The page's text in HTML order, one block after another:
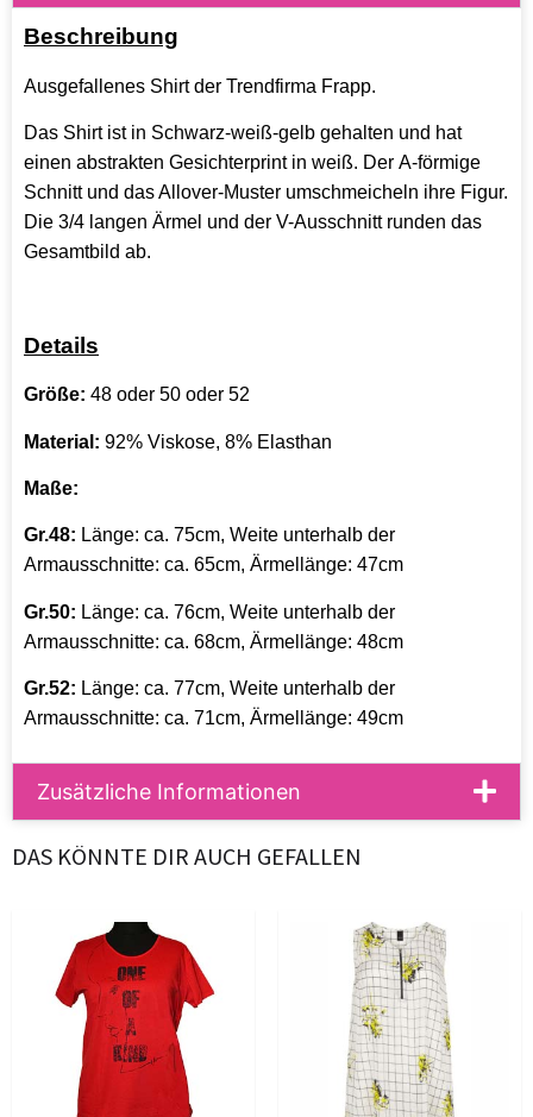
Beschreibung
Ausgefallenes Shirt der Trendfirma Frapp.
Das Shirt ist in Schwarz-weiß-gelb gehalten und hat
einen abstrakten Gesichterprint in weiß. Der A-förmige
Schnitt und das Allover-Muster umschmeicheln ihre Figur.
Die 3/4 langen Ärmel und der V-Ausschnitt runden das
Gesamtbild ab.
Details
Größe: 48 oder 50 oder 52
Material: 92% Viskose, 8% Elasthan
Maße:
Gr.48: Länge: ca. 75cm, Weite unterhalb der
Armausschnitte: ca. 65cm, Ärmellänge: 47cm
Gr.50: Länge: ca. 76cm, Weite unterhalb der
Armausschnitte: ca. 68cm, Ärmellänge: 48cm
Gr.52: Länge: ca. 77cm, Weite unterhalb der
Armausschnitte: ca. 71cm, Ärmellänge: 49cm
Zusätzliche Informationen
DAS KÖNNTE DIR AUCH GEFALLEN